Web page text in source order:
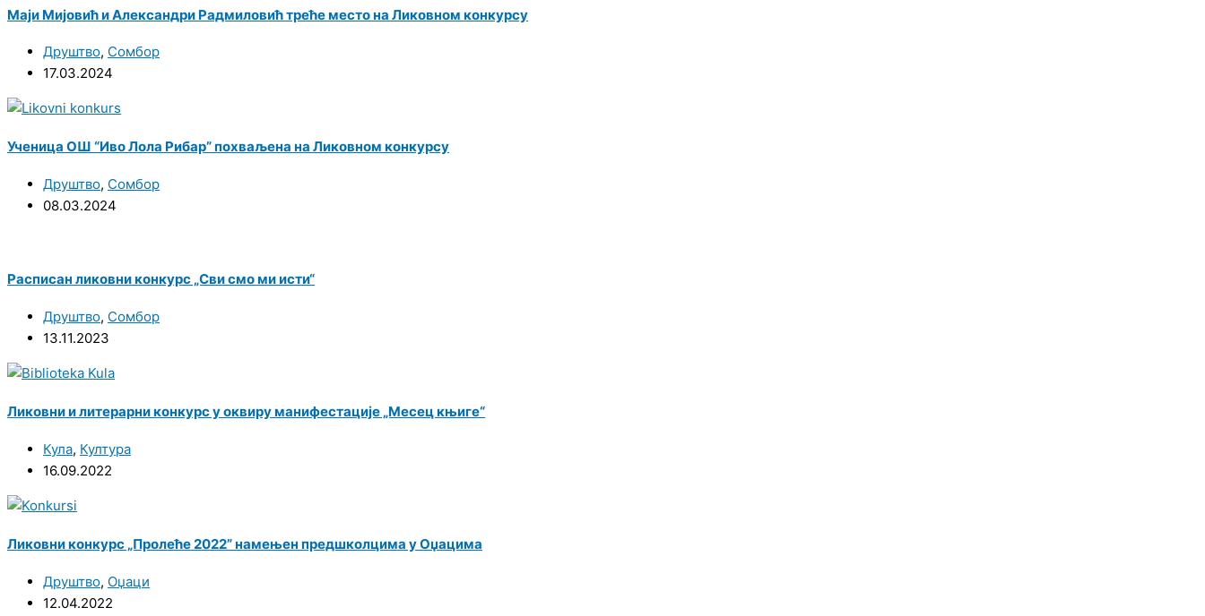
Маји Мијовић и Александри Радмиловић треће место на Ликовном конкурсу
Друштво, Сомбор
17.03.2024
Ученица ОШ “Иво Лола Рибар” похваљена на Ликовном конкурсу
Друштво, Сомбор
08.03.2024
Расписан ликовни конкурс „Сви смо ми исти“
Друштво, Сомбор
13.11.2023
Ликовни и литерарни конкурс у оквиру манифестације „Месец књиге“
Кула, Култура
16.09.2022
Ликовни конкурс „Пролеће 2022” намењен предшколцима у Оџацима
Друштво, Оџаци
12.04.2022